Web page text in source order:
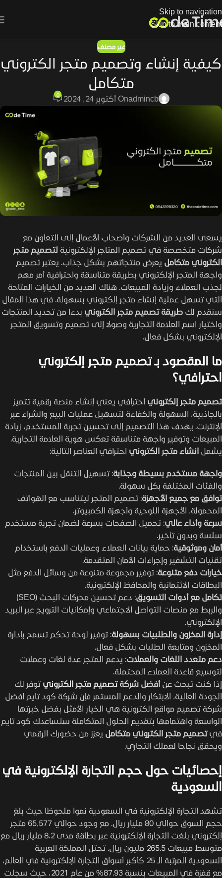
Skip to navigation
Skip to main content
غير مصنف
كيفية إنشاء وتصميم متجر الكتروني
متكامل
admincbOn أكتوبر 24, 2024 0
يسعى العديد من الشركات وأصحاب الأعمال إلى التعاون مع
شركات متخصصة في تصميم المتاجر الإلكترونية لتصميم متجر
الكتروني متكامل يعرض منتجاتهم بشكل جذاب. يعتبر تصميم
واجهة المتجر الإلكتروني بطريقة متناسقة واحترافية أمر مهم
لجذب العملاء وزيادة المبيعات. هناك العديد من الخيارات المتاحة
التي تسهل عملية إنشاء متجر إلكتروني بسهولة. في هذا المقال
سنقدم لك طريقة تصميم متجر الكتروني بدءا من تحديد المنتجات
واختيار اسم العلامة التجارية وصولا إلى تصميم وتسويق المتجر
الإلكتروني بشكل فعال.
ما المقصود بـ تصميم متجر إلكتروني
احترافي؟
تصميم متجر إلكتروني احترافي يعني إنشاء منصة رقمية تتميز
بالجاذبية، السهولة والكفاءة لتسهيل عمليات البيع والشراء عبر
الإنترنت. يهدف هذا التصميم إلى تحسين تجربة المستخدم، زيادة
المبيعات وتوفير واجهة متناسقة تعكس هوية العلامة التجارية.
يشمل انشاء متجر الكتروني احترافي العناصر التالية:
واجهة مستخدم بسيطة وجذابة: تسهيل التنقل بين المنتجات
والفئات المختلفة بكل سهولة.
توافق مع جميع الأجهزة: تصميم المتجر ليتناسب مع الهواتف
المحمولة، الأجهزة اللوحية وأجهزة الكمبيوتر.
سرعة وأداء عالي: تحميل الصفحات بسرعة لضمان تجربة مستخدم
سلسة وبدون تأخير.
أمان وموثوقية: حماية بيانات العملاء وعمليات الدفع باستخدام
تقنيات التشفير وإجراءات الأمان المتقدمة.
خيارات دفع متنوعة: توفير مجموعة متنوعة من وسائل الدفع مثل
البطاقات الائتمانية والمحافظ الإلكترونية.
تكامل مع أدوات التسويق
: دعم تحسين محركات البحث (SEO)
والربط مع منصات التواصل الاجتماعي وإمكانيات الترويج عبر البريد
الإلكتروني.
إدارة المخزون والطلبيات بسهولة: توفير لوحة تحكم تسمح بإدارة
المخزون ومتابعة الطلبات بشكل فعال.
دعم متعدد اللغات والعملات: يدعم المتجر عدة لغات وعملات
لتوسيع قاعدة العملاء المحتملة.
إذا كنت تبحث عنأفضل شركةتصميم متجر الكتروني توفر لك
الجودة العالية، الابتكار والدعم المستمر فإن شركة كود تايم افضل
شركة تصميم مواقع الكترونية هي الخيار الأمثل بفضل خبرتها
الواسعة واهتمامها بتقديم الحلول المتكاملة ستساعدك كود تايم
فيتصميم متجر الكتروني متكامل يعزز من حضورك الرقمي
ويحقق نجاحا لعملك التجاري.
إحصائيات حول حجم التجارة الإلكترونية في
السعودية
تشهد التجارة الإلكترونية في السعودية نموا ملحوظا حيث بلغ
حجم السوق حوالي 80 مليار ريال. مع وجود حوالي 65,577 متجر
إلكتروني بلغت التجارة الإلكترونية عبر بطاقة مدى 8.2 مليار ريال مع
متوسط مبيعات 265.5 مليون ريال. تحتل المملكة العربية
السعودية المرتبة الـ 25 كأكبر أسواق التجارة الإلكترونية في العالم،
مع قفزة في المبيعات بنسبة 87.93% من عام 2021، حيث سجلت